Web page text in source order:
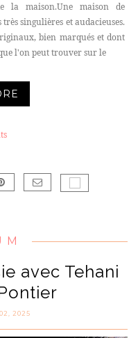
la maison.Une maison de
singulières et audacieuses.
bien marqués et dont
l'on peut trouver sur le
avec Tehani
2025